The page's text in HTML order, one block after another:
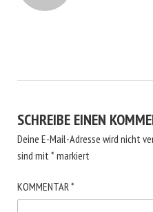
SCHREIBE EINEN
Deine E-Mail-Adresse wird nicht
sind mit*markiert
KOMMENTAR*